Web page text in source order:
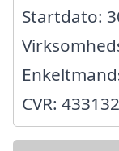
Startdato:
CVR: